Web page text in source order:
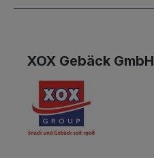
XOX Gebäck GmbH